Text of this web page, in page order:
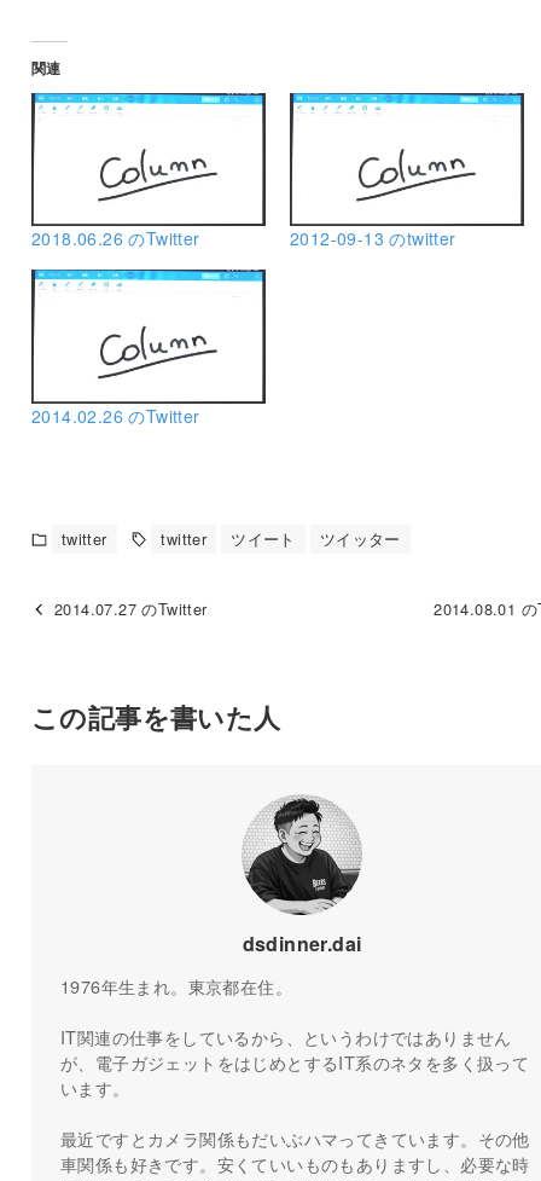
関連
2018.06.26 のTwitter 2012-09-13 のtwitter
2014.02.26 のTwitter
twitter twitter ツイート ツイッター
2014.07.27 のTwitter 2014.08.01
この記事を書いた人
dsdinner.dai
1976年生まれ。東京都在住。
IT関連の仕事をしているから、というわけではありません
が、電子ガジェットをはじめとするIT系のネタを多く扱って
います。
最近ですとカメラ関係もだいぶハマってきています。その他
車関係も好きです。安くていいものもありますし、必要な時